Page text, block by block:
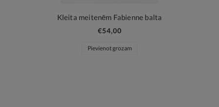
Kleita meitenēm Fabienne balta
€54,00
Pievienot grozam